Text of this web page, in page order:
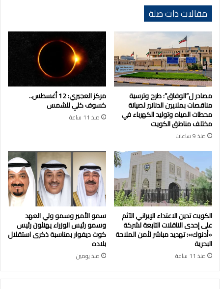
مقالات ذات صلة
مصادر ل”الوفاق”: طرح وترسية
مناقصات بملايين الدنانير لصيانة
محطات المياه وتوليد الكهرباء في
مختلف مناطق الكويت
منذ 9 ساعات
مركز العجيري: 12 أغسطس..
كسوف كلي للشمس
منذ 11 ساعة
الكويت تدين الاعتداء الإيراني الآثم
على إحدى الناقلات التابعة لشركة
«أدنوك»: تهديد مباشر لأمن الملاحة
البحرية
منذ 11 ساعة
سمو الأمير وسمو ولي العهد
وسمو رئيس الوزراء يهنئون رئيس
كوت ديفوار بمناسبة ذكرى استقلال
بلاده
منذ يومين